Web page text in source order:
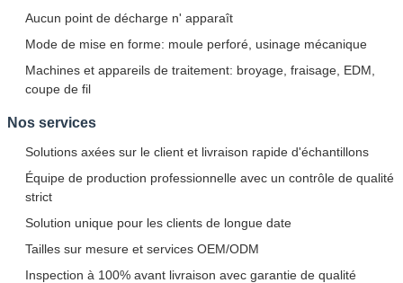
Aucun point de décharge n' apparaît
Mode de mise en forme: moule perforé, usinage mécanique
Machines et appareils de traitement: broyage, fraisage, EDM,
coupe de fil
Nos services
Solutions axées sur le client et livraison rapide d'échantillons
Équipe de production professionnelle avec un contrôle de qualité
strict
Solution unique pour les clients de longue date
Tailles sur mesure et services OEM/ODM
Inspection à 100% avant livraison avec garantie de qualité